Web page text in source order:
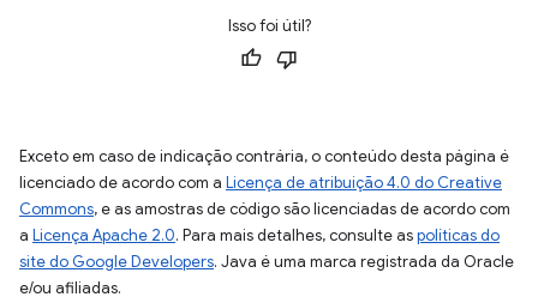
Isso foi útil?
Exceto em caso de indicação contrária, o conteúdo desta página é
licenciado de acordo com a Licença de atribuição 4.0 do Creative
Commons, e as amostras de código são licenciadas de acordo com
a Licença Apache 2.0. Para mais detalhes, consulte aspolíticas do
site do Google Developers. Java é uma marca registrada da Oracle
e/ou afiliadas.